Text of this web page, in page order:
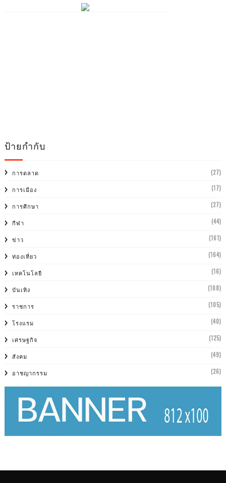
ป้ายกำกับ
การตลาด (27)
การเมือง (17)
การศีกษา (27)
กีฬา (44)
ข่าว (161)
ท่องเที่ยว (164)
เทคโนโลยี (16)
บันเทิง (108)
ราชการ (105)
โรงแรม (40)
เศรษฐกิจ (125)
สังคม (49)
อาชญากรรม (26)